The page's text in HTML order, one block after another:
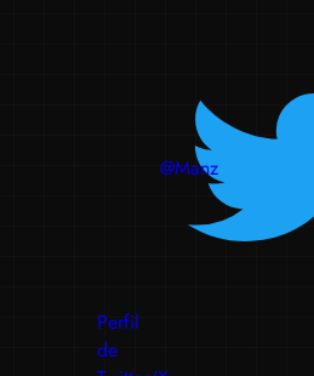
@Manz
Perfil
de